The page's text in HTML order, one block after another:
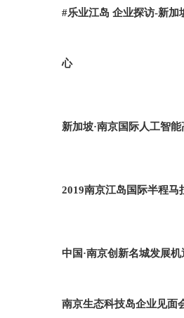
#乐业江岛 企业探访-新加
心
新加坡·南京国际人工智
2019南京江岛国际半程马
中国·南京创新名城发展
南京生态科技岛企业见面